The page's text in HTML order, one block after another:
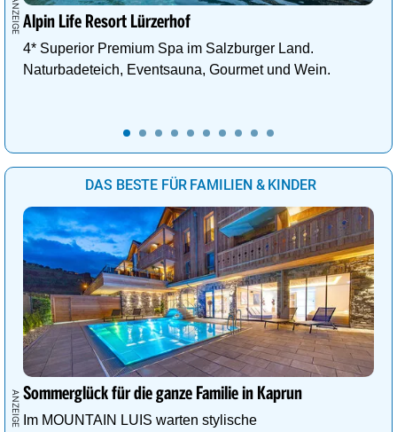
Alpin Life Resort Lürzerhof
4* Superior Premium Spa im Salzburger Land.
Naturbadeteich, Eventsauna, Gourmet und Wein.
DAS BESTE FÜR FAMILIEN & KINDER
Sommerglück für die ganze Familie in Kaprun
Im MOUNTAIN LUIS warten stylische